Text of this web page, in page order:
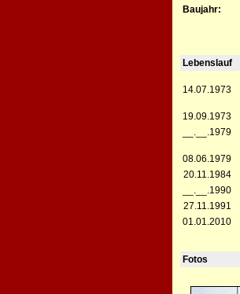
Baujahr:
Lebenslauf
14.07.1973
19.09.1973
__.__.1979
08.06.1979
20.11.1984
__.__.1990
27.11.1991
01.01.2010
Fotos